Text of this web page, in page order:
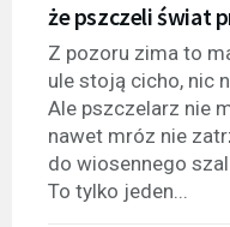
że pszczeli świat
Z pozoru zima to
ule stoją cicho, nic
Ale pszczelarz nie
nawet mróz nie
do wiosennego
To tylko jeden...